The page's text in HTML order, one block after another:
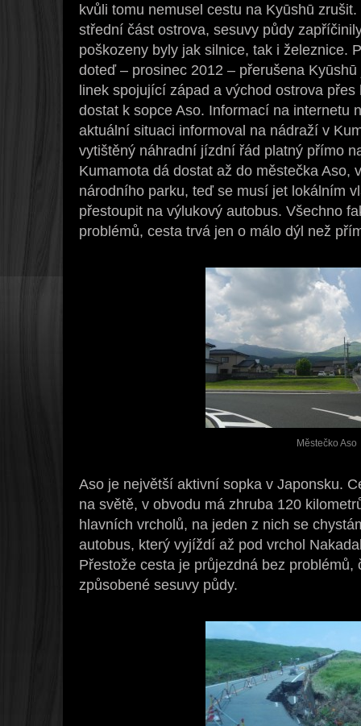
kvůli tomu nemusel cestu na Kyūshū
střední část ostrova, sesuvy půdy
poškozeny byly jak silnice, tak i železnice.
doteď – prosinec 2012 – přerušena
linek spojující západ a východ ostrova
dostat k sopce Aso. Informací na internetu
aktuální situaci informoval na nádraží v
vytištěný náhradní jízdní řád platný přímo
Kumamota dá dostat až do městečka Aso,
národního parku, teď se musí jet lokálním
přestoupit na výlukový autobus. Všechno
problémů, cesta trvá jen o málo dýl než
Městečko Aso
Aso je největší aktivní sopka v Japonsku.
na světě, v obvodu má zhruba 120
hlavních vrcholů, na jeden z nich se
autobus, který vyjíždí až pod vrchol
Přestože cesta je průjezdná bez problémů,
způsobené sesuvy půdy.